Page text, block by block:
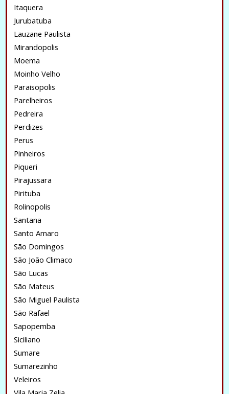
Itaquera
Jurubatuba
Lauzane Paulista
Mirandopolis
Moema
Moinho Velho
Paraisopolis
Parelheiros
Pedreira
Perdizes
Perus
Pinheiros
Piqueri
Pirajussara
Pirituba
Rolinopolis
Santana
Santo Amaro
São Domingos
São João Climaco
São Lucas
São Mateus
São Miguel Paulista
São Rafael
Sapopemba
Siciliano
Sumare
Sumarezinho
Veleiros